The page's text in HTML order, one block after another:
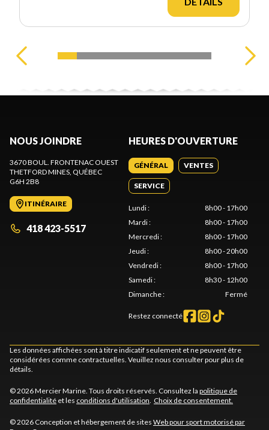
NOUS JOINDRE
3670 BOUL. FRONTENAC OUEST
THETFORD MINES, QUÉBEC
G6H 2B8
ITINÉRAIRE
418 423-5517
HEURES D'OUVERTURE
GÉNÉRAL VENTES
SERVICE
Lundi:
8h00 - 17h00
Mardi:
8h00 - 17h00
Mercredi:
8h00 - 17h00
Jeudi:
8h00 - 20h00
Vendredi:
8h00 - 17h00
Samedi:
8h30 - 12h00
Dimanche: Fermé
Restez connecté
Les données affichées sont à titre indicatif seulement et ne peuvent être
considérées comme contractuelles. Veuillez nous consulter pour plus de
détails.
© 2026 Mercier Marine. Tous droits réservés. Consultez la politique de
confidentialité et les conditions d'utilisation. Choix de consentement.
© 2026 Conception et hébergement de sites Web pour sport motorisé par